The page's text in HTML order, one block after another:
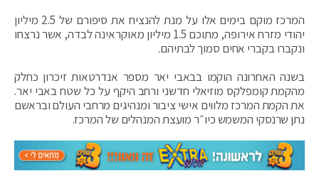
המרכז מוקם בימים אלו על מנת להנציח את סיפורם של 2.5 מיליון
יהודי מזרח אירופה, מתוכם 1.5 מיליון מאוקראינה לבדה, אשר נרצחו
ונקברו בקברי אחים סמוך לבתיהם.
בשנה האחרונה הוקמו בבאבי יאר מספר אנדרטאות זיכרון כחלק
מהקמת קומפלקס מוזיאלי חדשני ורחב היקף על כל שטח באבי יאר.
את הקמת המרכז מלווים אישי ציבור ומנהיגים מרחבי העולם ובראשם
נתן שרנסקי המשמש כיו״ר מועצת המנהלים של המרכז.